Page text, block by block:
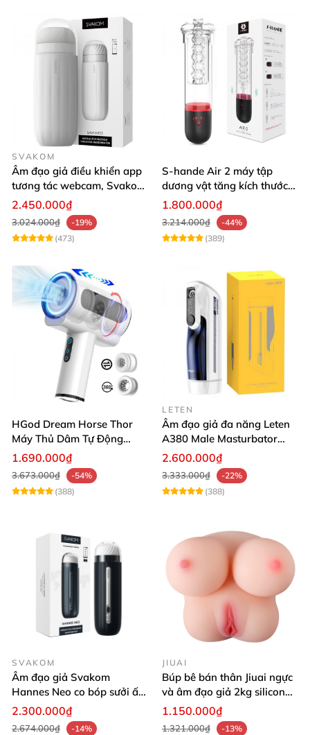
SVAKOM
Âm đạo giả điều khiển app
tương tác webcam, Svakom
Sam Neo
2.450.000₫
3.024.000₫
-19%
(473)
S-hande Air 2 máy tập
dương vật tăng kích thước
tự động cao cấp
1.800.000₫
3.214.000₫
-44%
(389)
HGod Dream Horse Thor
Máy Thủ Dâm Tự Động
Rung Thụt Xoay 360 Độ
1.690.000₫
3.673.000₫
-54%
(388)
LETEN
Âm đạo giả đa năng Leten
A380 Male Masturbator
Version 4
2.600.000₫
3.333.000₫
-22%
(388)
SVAKOM
Âm đạo giả Svakom
Hannes Neo co bóp sưởi ấm
tiện lợi điều khiển app
2.300.000₫
2.674.000₫
-14%
JIUAI
Búp bê bán thân Jiuai ngực
và âm đạo giả 2kg silicon
nguyên khối cao cấp
1.150.000₫
1.321.000₫
-13%